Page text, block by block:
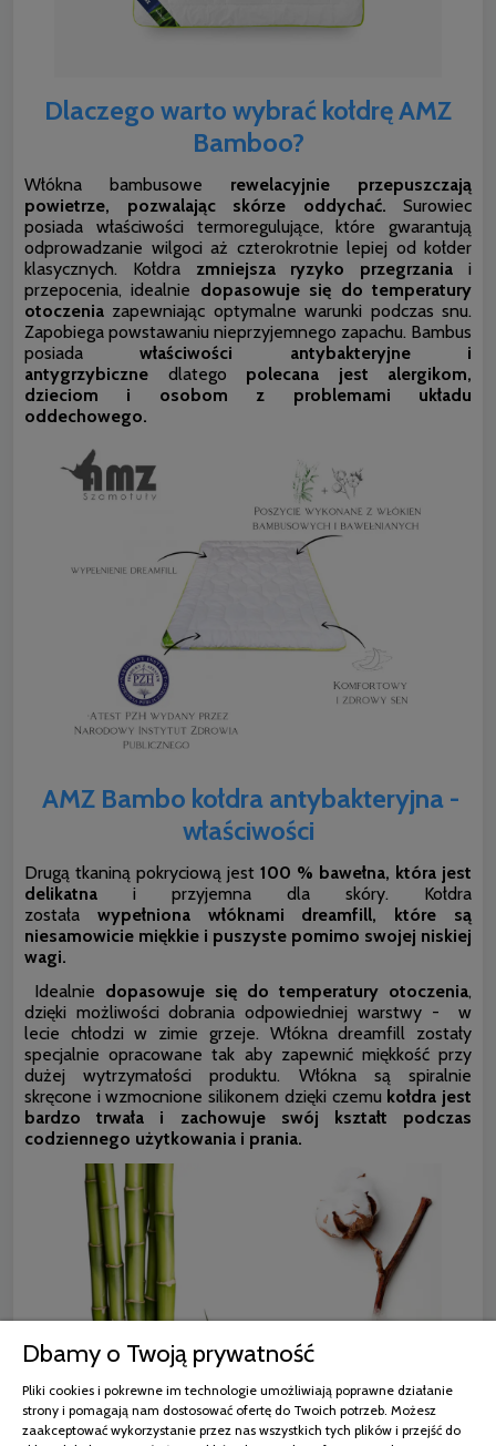
Dlaczego warto wybrać kołdrę AMZ
Bamboo?
Włókna bambusowe rewelacyjnie przepuszczają
powietrze, pozwalając skórze oddychać. Surowiec
posiada właściwości termoregulujące, które gwarantują
odprowadzanie wilgoci aż czterokrotnie lepiej od kołder
klasycznych. Kołdrazmniejsza ryzyko przegrzania i
przepocenia, idealnie dopasowuje się do temperatury
otoczenia zapewniając optymalne warunki podczas snu.
Zapobiega powstawaniu nieprzyjemnego zapachu. Bambus
posiadawłaściwości antybakteryjne i
antygrzybiczne dlatego polecana jest alergikom,
dzieciom i osobom z problemami układu
oddechowego.
AMZ Bambo kołdra antybakteryjna -
właściwości
Drugą tkaniną pokryciową jest 100 % bawełna, która jest
delikatna i przyjemna dla skóry. Kołdra
została wypełniona włóknami dreamfill, które są
niesamowicie miękkie i puszyste pomimo swojej niskiej
wagi.
Idealnie dopasowuje się do temperatury otoczenia,
dzięki możliwości dobrania odpowiedniej warstwy - w
lecie chłodzi w zimie grzeje. Włókna dreamfill zostały
specjalnie opracowane tak aby zapewnić miękkość przy
dużej wytrzymałości produktu. Włókna są spiralnie
skręcone i wzmocnione silikonem dzięki czemu kołdra jest
bardzo trwała i zachowuje swój kształt podczas
codziennego użytkowania i prania.
Dbamy o Twoją prywatność
Pliki cookies i pokrewne im technologie umożliwiają poprawne działanie
strony i pomagają nam dostosować ofertę do Twoich potrzeb. Możesz
zaakceptować wykorzystanie przez nas wszystkich tych plików i przejść do